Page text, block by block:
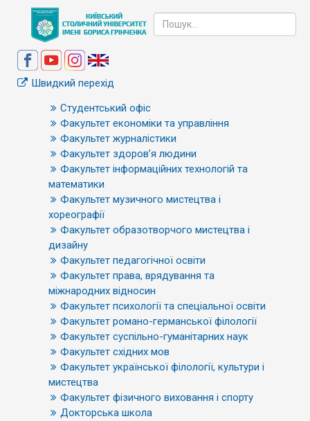
Швидкий перехід
Студентський офіс
Факультет економіки та управління
Факультет журналістики
Факультет здоров’я людини
Факультет інформаційних технологій та
математики
Факультет музичного мистецтва і
хореографії
Факультет образотворчого мистецтва і
дизайну
Факультет педагогічної освіти
Факультет права, врядування та
міжнародних відносин
Факультет психології та спеціальної освіти
Факультет романо-германської філології
Факультет суспільно-гуманітарних наук
Факультет східних мов
Факультет української філології, культури і
мистецтва
Факультет фізичного виховання і спорту
Докторська школа